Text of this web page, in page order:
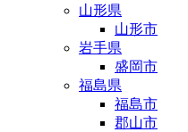
山形県
山形市
岩手県
盛岡市
福島県
福島市
郡山市